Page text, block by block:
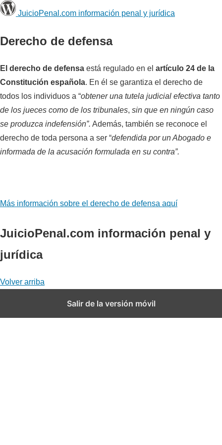
JuicioPenal.com información penal y jurí­dica
Derecho de defensa
El derecho de defensa está regulado en el artículo 24 de la
Constitución española. En él se garantiza el derecho de
todos los individuos a “obtener una tutela judicial efectiva tanto
de los jueces como de los tribunales, sin que en ningún caso
se produzca indefensión”. Además, también se reconoce el
derecho de toda persona a ser “defendida por un Abogado e
informada de la acusación formulada en su contra”.
Más información sobre el derecho de defensa aquí
JuicioPenal.com información penal y
jurí­dica
Volver arriba
Salir de la versión móvil